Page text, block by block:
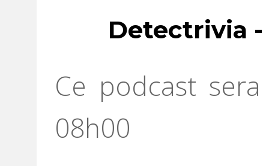
Detectrivia -
Ce podcast
08h00